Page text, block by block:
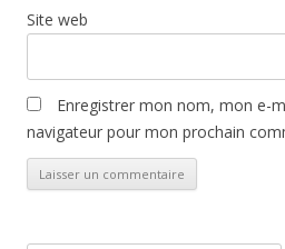
Site web
Enregistrer mon nom, mon e-
navigateur pour mon prochain